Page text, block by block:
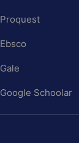
Proquest
Ebsco
Gale
Google Schoolar